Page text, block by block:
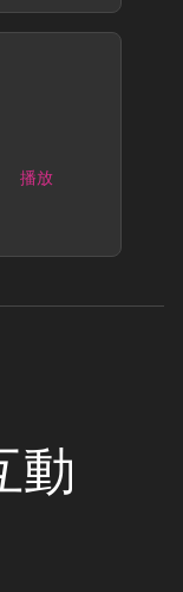
播放
動